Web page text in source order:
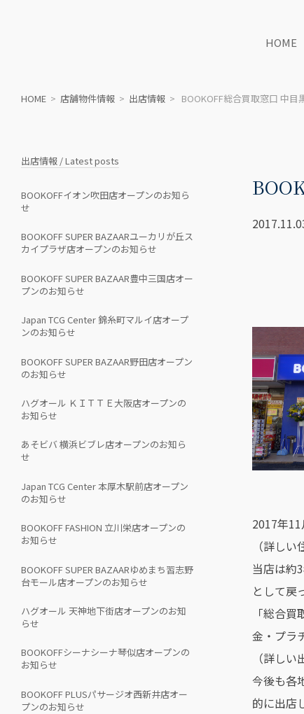
HOME
HOME > 店舗物件情報 > 出店情報 > BOOKOFF総合買取窓口 中
出店情報 / Latest posts
BOOKOFFイオン吹田店オープンのお知ら
せ
BOOKOFF SUPER BAZAARユーカリが丘ス
カイプラザ店オープンのお知らせ
BOOKOFF SUPER BAZAAR豊中三国店オー
プンのお知らせ
Japan TCG Center 錦糸町マルイ店オープ
ンのお知らせ
BOOKOFF SUPER BAZAAR野田店オープン
のお知らせ
ハグオール ＫＩＴＴＥ大阪店オープンの
お知らせ
あそビバ 横浜ビブレ店オープンのお知ら
せ
Japan TCG Center 本厚木駅前店オープン
のお知らせ
BOOKOFF FASHION 立川栄店オープンの
お知らせ
BOOKOFF SUPER BAZAARゆめまち習志野
台モール店オープンのお知らせ
ハグオール 天神地下街店オープンのお知
らせ
BOOKOFFシーナシーナ琴似店オープンの
お知らせ
BOOKOFF PLUSパサージオ西新井店オー
プンのお知らせ
2017年
（詳し
当店は約
として戻
「総合
金・プラ
（詳し
今後も各
的に出店